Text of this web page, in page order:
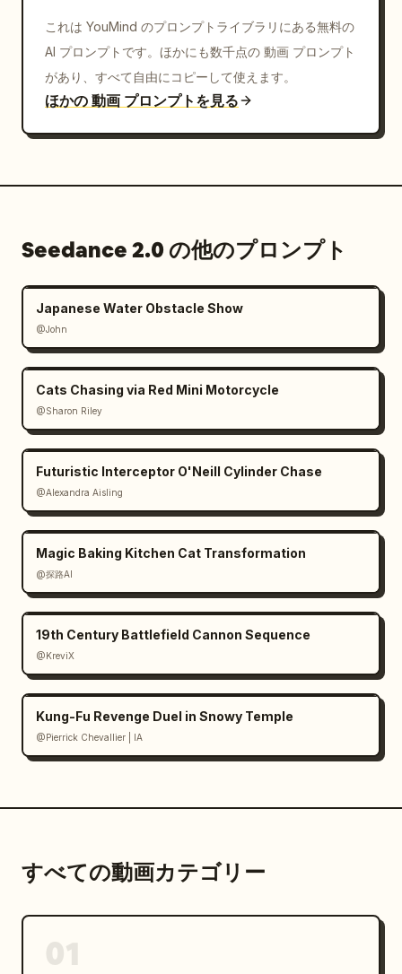
これは YouMind のプロンプトライブラリにある無料の
AI プロンプトです。ほかにも数千点の 動画 プロンプト
があり、すべて自由にコピーして使えます。
ほかの 動画 プロンプトを見る
Seedance 2.0 の他のプロンプト
Japanese Water Obstacle Show
@John
Cats Chasing via Red Mini Motorcycle
@Sharon Riley
Futuristic Interceptor O'Neill Cylinder Chase
@Alexandra Aisling
Magic Baking Kitchen Cat Transformation
@探路AI
19th Century Battlefield Cannon Sequence
@KreviX
Kung-Fu Revenge Duel in Snowy Temple
@Pierrick Chevallier | IA
すべての動画カテゴリー